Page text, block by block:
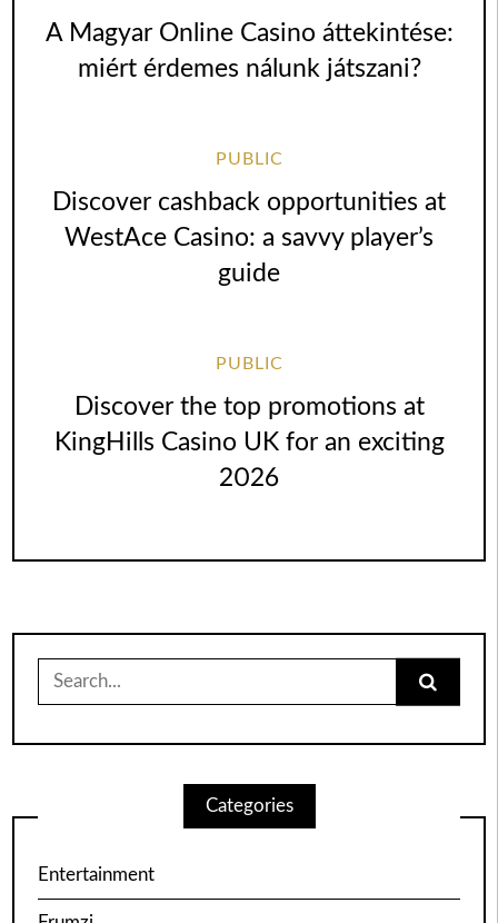
A Magyar Online Casino áttekintése:
miért érdemes nálunk játszani?
PUBLIC
Discover cashback opportunities at
WestAce Casino: a savvy player’s
guide
PUBLIC
Discover the top promotions at
KingHills Casino UK for an exciting
2026
for:
Categories
Entertainment